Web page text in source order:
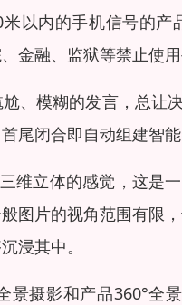
以内的手机信号的
金融、监狱等禁止使用
、模糊的发言，总让
闭合即自动组建智能
维立体的感觉，这是
图片的视角范围有限
浸其中。
景摄影和产品360°